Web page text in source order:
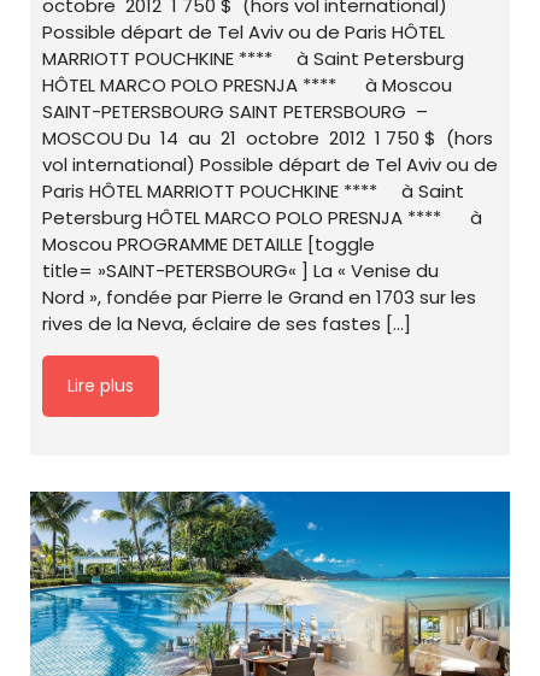
octobre 2012 1 750 $ (hors vol international)
Possible départ de Tel Aviv ou de Paris HÔTEL
MARRIOTT POUCHKINE **** à Saint Petersburg
HÔTEL MARCO POLO PRESNJA **** à Moscou
SAINT-PETERSBOURG SAINT PETERSBOURG –
MOSCOU Du 14 au 21 octobre 2012 1 750 $ (hors
vol international) Possible départ de Tel Aviv ou de
Paris HÔTEL MARRIOTT POUCHKINE **** à Saint
Petersburg HÔTEL MARCO POLO PRESNJA **** à
Moscou PROGRAMME DETAILLE [toggle
title= »SAINT-PETERSBOURG« ] La « Venise du
Nord », fondée par Pierre le Grand en 1703 sur les
rives de la Neva, éclaire de ses fastes […]
Lire plus